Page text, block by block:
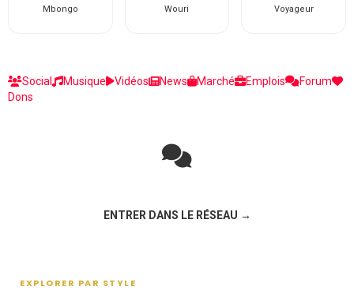
Mbongo Wouri Voyageur
Social Musique Vidéos News Marché Emplois
Forum
Dons
ENTRER DANS LE RÉSEAU →
EXPLORER PAR STYLE